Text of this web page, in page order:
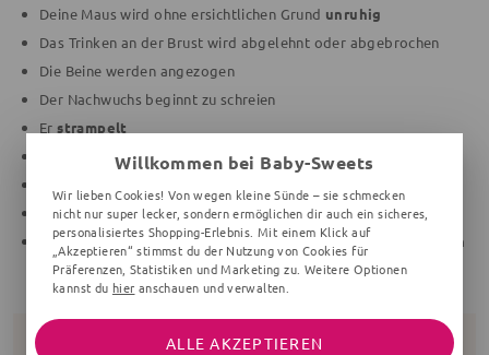
Deine Maus wird ohne ersichtlichen Grund unruhig
Das Trinken an der Brust wird abgelehnt oder abgebrochen
Die Beine werden angezogen
Der Nachwuchs beginnt zu schreien
Erstrampelt
Die Mimik wird verzogen
Es gibt ein quakendes Geräusch von sich
Der Bauch krampft sich zusammen undder Körper spannt sich
an
Willkommen bei Baby-Sweets
Wir lieben Cookies! Von wegen kleine Sünde – sie schmecken
nicht nur super lecker, sondern ermöglichen dir auch ein sicheres,
personalisiertes Shopping-Erlebnis. Mit einem Klick auf
„Akzeptieren“ stimmst du der Nutzung von Cookies für
Präferenzen, Statistiken und Marketing zu. Weitere Optionen
kannst du hier anschauen und verwalten.
ALLE AKZEPTIEREN